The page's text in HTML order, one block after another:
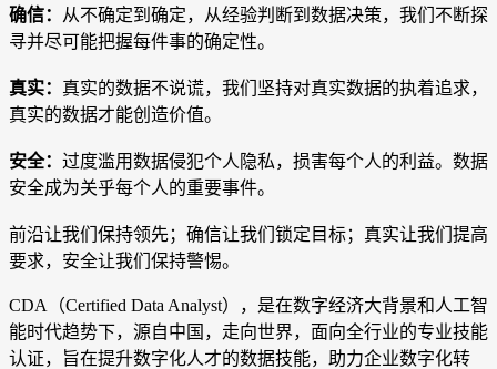
确信：
从不确定到确定，从经验判断到数据决策，我们不断探
寻并尽可能把握每件事的确定性。
真实： 真实的数据不说谎，我们坚持对真实数据的执着追求，
真实的数据才能创造价值。
安全： 过度滥用数据侵犯个人隐私，损害每个人的利益。数据
安全成为关乎每个人的重要事件。
前沿让我们保持领先；确信让我们锁定目标；真实让我们提高
要求，安全让我们保持警惕。
CDA（Certified Data Analyst），是在数字经济大背景和人工智
能时代趋势下，源自中国，走向世界，面向全行业的专业技能
认证，旨在提升数字化人才的数据技能，助力企业数字化转